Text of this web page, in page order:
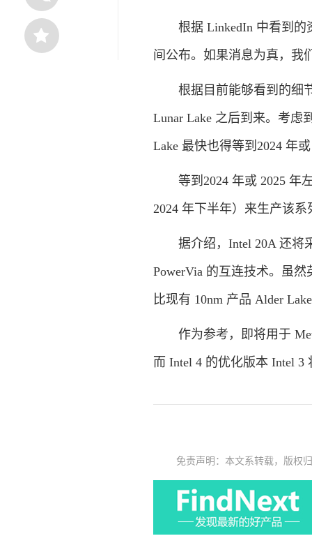
根据 LinkedIn 中看到的资
间公布。如果消息为真，我
根据目前能够看到的细节
Lunar Lake 之后到来。考虑
Lake 最快也得等到2024 年
等到2024 年或 2025 年左
2024 年下半年）来生产该系
据介绍，Intel 20A 还将采
PowerVia 的互连技术。虽
比现有 10nm 产品 Alder
作为参考，即将用于
而 Intel 4 的优化版本 Intel 3
免责声明：本文系转载，版权